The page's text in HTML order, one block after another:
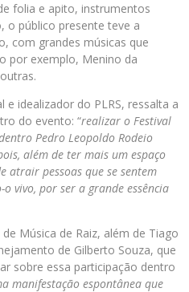
folia e apito, instrumentos
o público presente teve a
com grandes músicas que
por exemplo, Menino da
idealizador do PLRS, ressalta a
do evento: “realizar o Festival
Pedro Leopoldo Rodeio
além de ter mais um espaço
atrair pessoas que se sentem
vivo, por ser a grande essência
Música de Raiz, além de Tiago
de Gilberto Souza, que
sobre essa participação dentro
manifestação espontânea que